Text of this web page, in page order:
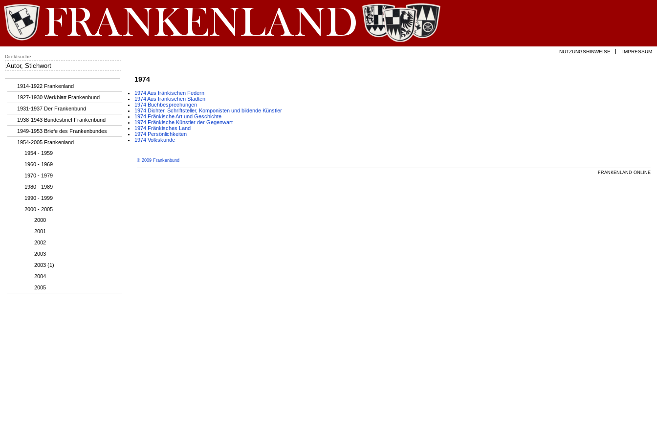
1974
1974 Aus fränkischen Federn
1974 Aus fränkischen Städten
1974 Buchbesprechungen
1974 Dichter, Schriftsteller, Komponisten und bildende Künstler
1974 Fränkische Art und Geschichte
1974 Fränkische Künstler der Gegenwart
1974 Fränkisches Land
1974 Persönlichkeiten
1974 Volkskunde
© 2009 Frankenbund
FRANKENLAND ONLINE
1914-1922 Frankenland
1927-1930 Werkblatt Frankenbund
1931-1937 Der Frankenbund
1938-1943 Bundesbrief Frankenbund
1949-1953 Briefe des Frankenbundes
1954-2005 Frankenland
1954 - 1959
1960 - 1969
1970 - 1979
1980 - 1989
1990 - 1999
2000 - 2005
2000
2001
2002
2003
2003 (1)
2004
2005
NUTZUNGSHINWEISE
IMPRESSUM
Direktsuche